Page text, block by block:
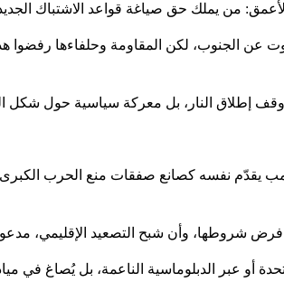
من يملك حق صياغة قواعد الاشتباك
لكن المقاومة وحلفاءها رفضوا هذه
إطلاق النار، بل معركة سياسية حول شكل
نفسه كصانع صفقات منع الحرب الكبرى،
شروطها، وأن شبح التصعيد الإقليمي،
أو عبر الدبلوماسية الناعمة، بل يُصاغ في